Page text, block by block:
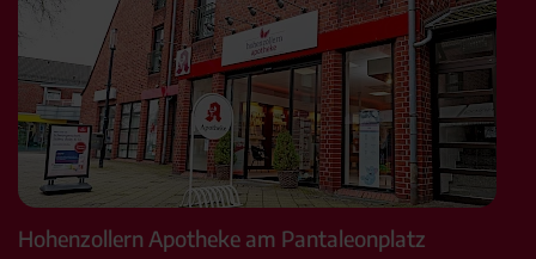
Hohenzollern Apotheke am Pantaleonplatz